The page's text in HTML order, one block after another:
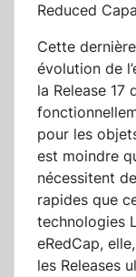
Reduced
Cette
évolution de
la Release 17
pour les
est moindre
nécessitent
rapides que
technologies
eRedCap,
les Releases